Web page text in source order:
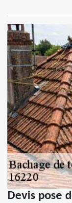
Devis pose